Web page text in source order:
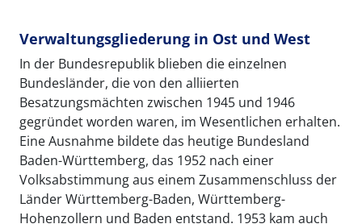
Verwaltungsgliederung in Ost und West
In der Bundesrepublik blieben die einzelnen
Bundesländer, die von den alliierten
Besatzungsmächten zwischen 1945 und 1946
gegründet worden waren, im Wesentlichen erhalten.
Eine Ausnahme bildete das heutige Bundesland
Baden-Württemberg, das 1952 nach einer
Volksabstimmung aus einem Zusammenschluss der
Länder Württemberg-Baden, Württemberg-
Hohenzollern und Baden entstand. 1953 kam auch